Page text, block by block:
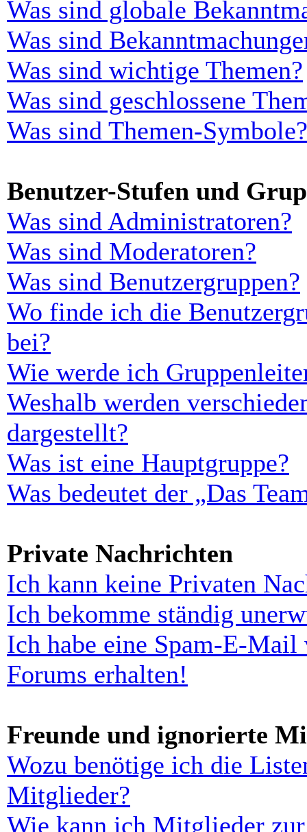
Was sind globale
Was sind
Was sind wichtige Themen?
Was sind geschlossene
Was sind Themen-Symbole?
Benutzer-Stufen und
Was sind Administratoren?
Was sind Moderatoren?
Was sind Benutzergruppen?
Wo finde ich die
bei?
Wie werde ich
Weshalb werden
dargestellt?
Was ist eine Hauptgruppe?
Was bedeutet der „Das
Private Nachrichten
Ich kann keine Privaten
Ich bekomme ständig
Ich habe eine Spam-E-
Forums erhalten!
Freunde und ignorierte
Wozu benötige ich die
Mitglieder?
Wie kann ich Mitglieder